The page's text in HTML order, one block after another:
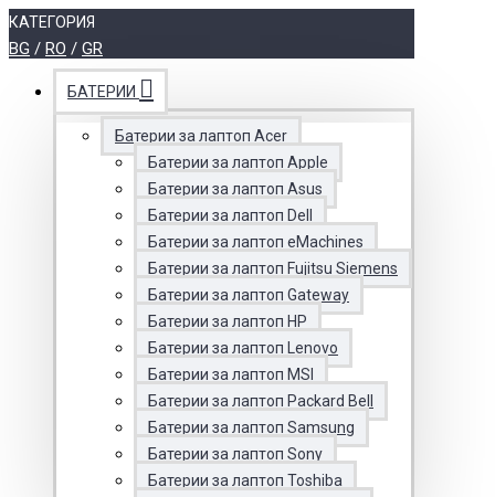
КАТЕГОРИЯ
BG / RO / GR
БАТЕРИИ
Батерии за лаптоп Acer
Батерии за лаптоп Apple
Батерии за лаптоп Asus
Батерии за лаптоп Dell
Батерии за лаптоп eMachines
Батерии за лаптоп Fujitsu Siemens
Батерии за лаптоп Gateway
Батерии за лаптоп HP
Батерии за лаптоп Lenovo
Батерии за лаптоп MSI
Батерии за лаптоп Packard Bell
Батерии за лаптоп Samsung
Батерии за лаптоп Sony
Батерии за лаптоп Toshiba